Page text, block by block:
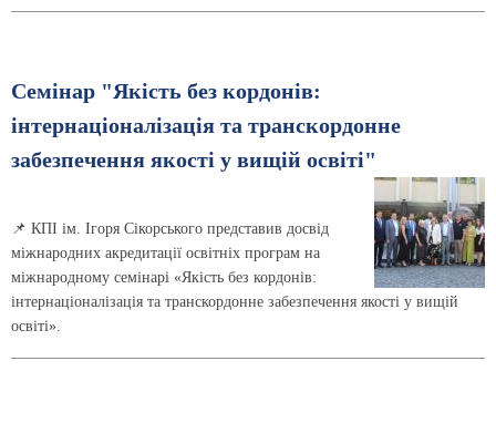
Семінар "Якість без кордонів:
інтернаціоналізація та транскордонне
забезпечення якості у вищій освіті"
📌 КПІ ім. Ігоря Сікорського представив досвід
міжнародних акредитації освітніх програм на
міжнародному семінарі «Якість без кордонів:
інтернаціоналізація та транскордонне забезпечення якості у вищій
освіті».